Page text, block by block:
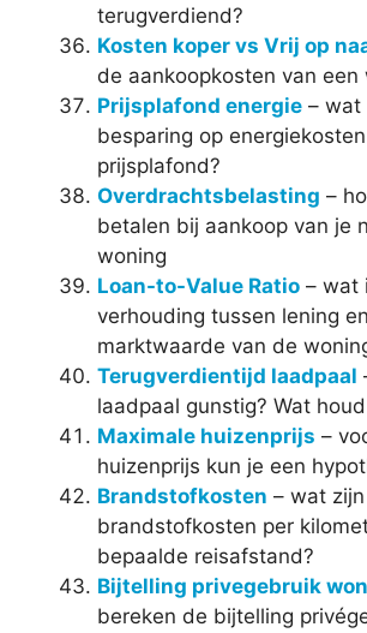
terugverdiend?
Kosten koper vs Vrij op
de aankoopkosten van een
Prijsplafond energie – wat
besparing op
prijsplafond?
Overdrachtsbelasting –
betalen bij aankoop van je
woning
Loan-to-Value Ratio – wat
verhouding tussen lening en
marktwaarde van de
Terugverdientijd laadpaal
laadpaal gunstig? Wat
Maximale huizenprijs –
huizenprijs kun je een
Brandstofkosten – wat
brandstofkosten per
bepaalde reisafstand?
Bijtelling privegebruik
bereken de bijtelling